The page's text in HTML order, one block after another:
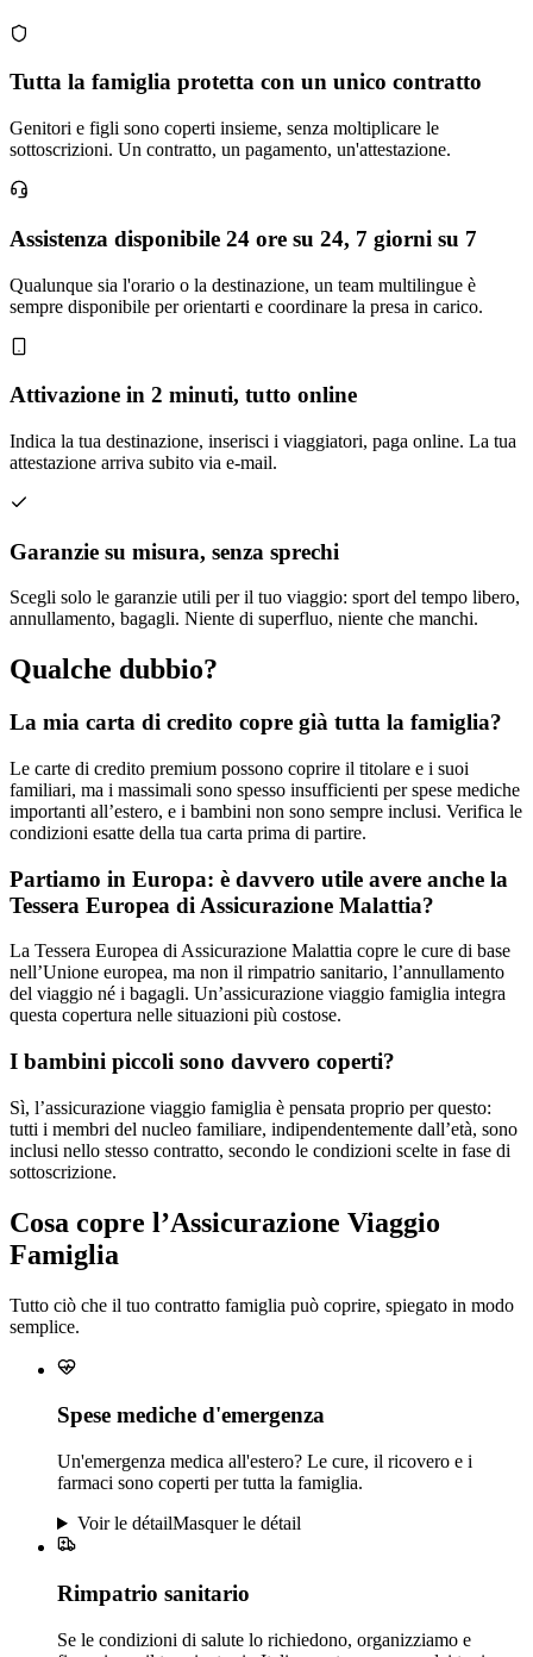
Tutta la famiglia protetta con un unico contratto
Genitori e figli sono coperti insieme, senza moltiplicare le
sottoscrizioni. Un contratto, un pagamento, un'attestazione.
Assistenza disponibile 24 ore su 24, 7 giorni su 7
Qualunque sia l'orario o la destinazione, un team multilingue è
sempre disponibile per orientarti e coordinare la presa in carico.
Attivazione in 2 minuti, tutto online
Indica la tua destinazione, inserisci i viaggiatori, paga online. La tua
attestazione arriva subito via e-mail.
Garanzie su misura, senza sprechi
Scegli solo le garanzie utili per il tuo viaggio: sport del tempo libero,
annullamento, bagagli. Niente di superfluo, niente che manchi.
Qualche dubbio?
La mia carta di credito copre già tutta la famiglia?
Le carte di credito premium possono coprire il titolare e i suoi
familiari, ma i massimali sono spesso insufficienti per spese mediche
importanti all’estero, e i bambini non sono sempre inclusi. Verifica le
condizioni esatte della tua carta prima di partire.
Partiamo in Europa: è davvero utile avere anche la
Tessera Europea di Assicurazione Malattia?
La Tessera Europea di Assicurazione Malattia copre le cure di base
nell’Unione europea, ma non il rimpatrio sanitario, l’annullamento
del viaggio né i bagagli. Un’assicurazione viaggio famiglia integra
questa copertura nelle situazioni più costose.
I bambini piccoli sono davvero coperti?
Sì, l’assicurazione viaggio famiglia è pensata proprio per questo:
tutti i membri del nucleo familiare, indipendentemente dall’età, sono
inclusi nello stesso contratto, secondo le condizioni scelte in fase di
sottoscrizione.
Cosa copre l’Assicurazione Viaggio
Famiglia
Tutto ciò che il tuo contratto famiglia può coprire, spiegato in modo
semplice.
Spese mediche d'emergenza
Un'emergenza medica all'estero? Le cure, il ricovero e i
farmaci sono coperti per tutta la famiglia.
Voir le détailMasquer le détail
Rimpatrio sanitario
Se le condizioni di salute lo richiedono, organizziamo e